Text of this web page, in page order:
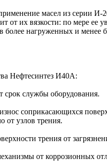
масел из серии
от их вязкости: по мере ее
более нагруженных и менее
Нефтесинтез И40А:
срок службы оборудования.
соприкасающихся
от узлов трения.
трения от
от коррозионных